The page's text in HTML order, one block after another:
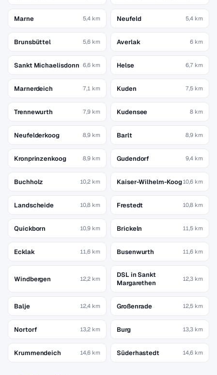
Marne 5,4 km Neufeld 5,4 km
Brunsbüttel 5,6 km Averlak 6 km
Sankt Michaelisdonn 6,6 km Helse 6,7 km
Marnerdeich 7,1 km Kuden 7,5 km
Trennewurth 7,9 km Kudensee 8 km
Neufelderkoog 8,9 km Barlt 8,9 km
Kronprinzenkoog 8,9 km Gudendorf 9,4 km
Buchholz 10,2 km Kaiser-Wilhelm-Koog10,6 km
Landscheide 10,8 km Frestedt 10,8 km
Quickborn 10,9 km Brickeln 11,5 km
Ecklak 11,6 km Busenwurth 11,6 km
Windbergen 12,2 km
DSL in Sankt
Margarethen
12,3 km
Balje 12,4 km Großenrade 12,5 km
Nortorf 13,2 km Burg 13,3 km
Krummendeich 14,6 km Süderhastedt 14,6 km